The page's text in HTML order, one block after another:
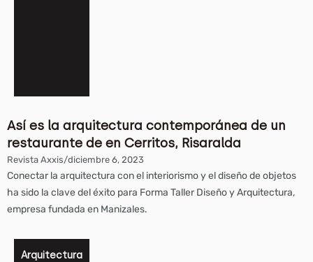
Así es la arquitectura contemporánea de un
restaurante de en Cerritos, Risaralda
Revista Axxis/diciembre 6, 2023
Conectar la arquitectura con el interiorismo y el diseño de objetos
ha sido la clave del éxito para Forma Taller Diseño y Arquitectura,
empresa fundada en Manizales.
Arquitectura